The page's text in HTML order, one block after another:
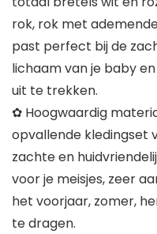
rok, rok met
past perfect bij de
lichaam van je baby
uit te trekken.
✿ Hoogwaardig
opvallende kledingset
zachte en
voor je meisjes, zeer
het voorjaar, zomer,
te dragen.